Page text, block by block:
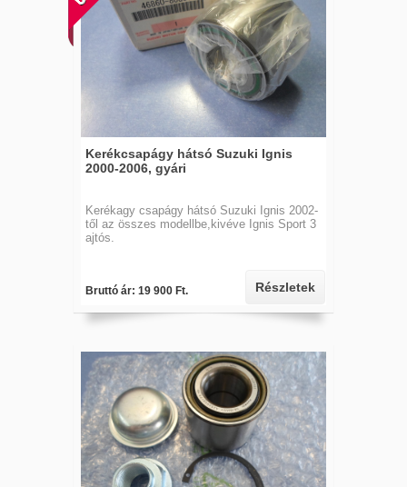
Kerékcsapágy hátsó Suzuki Ignis
2000-2006, gyári
Kerékagy csapágy hátsó Suzuki Ignis 2002-
től az összes modellbe,kivéve Ignis Sport 3
ajtós.
Bruttó ár: 19 900 Ft. Részletek